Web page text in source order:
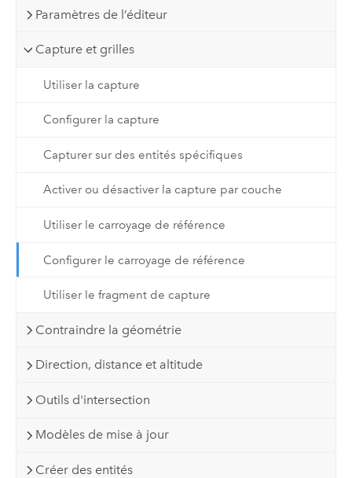
Paramètres de l’éditeur
Capture et grilles
Utiliser la capture
Configurer la capture
Capturer sur des entités spécifiques
Activer ou désactiver la capture par couche
Utiliser le carroyage de référence
Configurer le carroyage de référence
Utiliser le fragment de capture
Contraindre la géométrie
Direction, distance et altitude
Outils d'intersection
Modèles de mise à jour
Créer des entités